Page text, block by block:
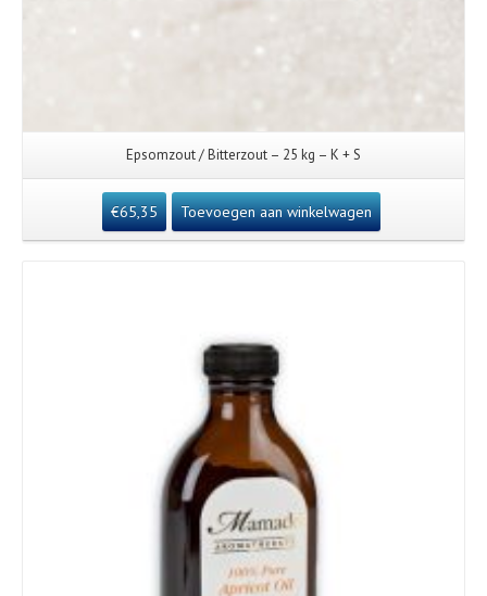
Epsomzout / Bitterzout – 25 kg – K + S
€65,35 Toevoegen aan winkelwagen